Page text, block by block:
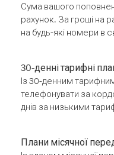
Сума вашого
рахунок. За гроші на
на будь-які номери в
30-денні тарифні
Із 30-денним
телефонувати за
днів за низькими
Плани місячної